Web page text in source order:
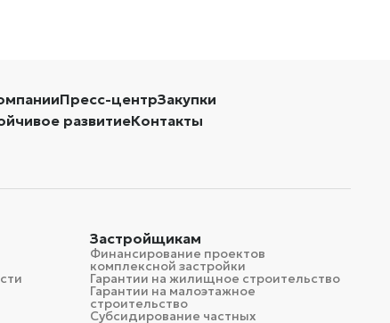
Пресс-центрЗакупки
развитиеКонтакты
Застройщикам
Финансирование проектов
комплексной застройки
Гарантии на жилищное строительство
Гарантии на малоэтажное
строительство
Субсидирование частных